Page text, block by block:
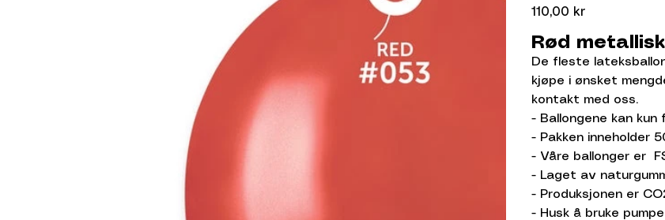
Pris
110,00 kr
Rød
De fleste
kjøpe i ønsket
kontakt med oss.
- Ballongene kan kun
- Pakken inneholder
- Våre ballonger er
- Laget av
- Produksjonen er
- Husk å bruke